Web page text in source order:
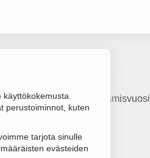
perustoiminnot, kuten
tarjota sinulle
evästeiden
ja hallinta, perustamisvuosi